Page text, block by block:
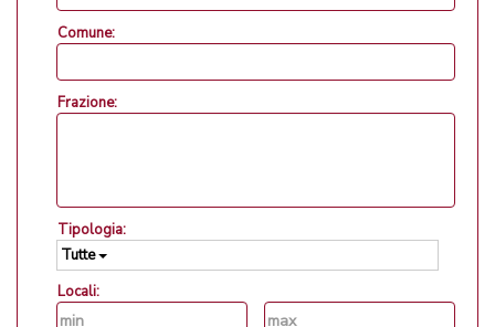
Comune:
Frazione:
Tipologia:
Tutte
Locali: